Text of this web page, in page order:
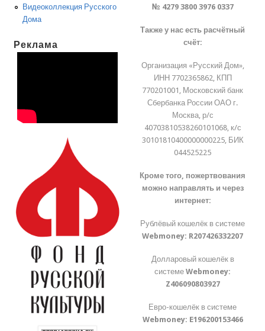
Видеоколлекция Русского
Дома
Реклама
№ 4279 3800 3976 0337
Также у нас есть расчётный
счёт:
Организация «Русский Дом»,
ИНН 7702365862, КПП
770201001, Московский банк
Сбербанка России ОАО г.
Москва, р/с
40703810538260101068, к/с
30101810400000000225, БИК
044525225
Кроме того, пожертвования
можно направлять и через
интернет:
Рублёвый кошелёк в системе
Webmoney: R207426332207
Долларовый кошелёк в
системеWebmoney:
Z406090803927
Евро-кошелёк в системе
Webmoney: E196200153466